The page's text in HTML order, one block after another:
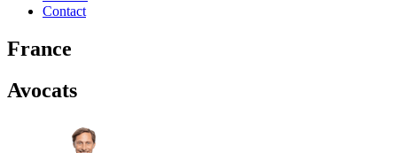
Contact
France
Avocats